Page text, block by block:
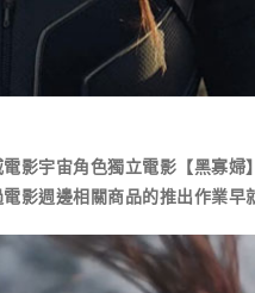
影宇宙角色獨立電影【黑寡
影週邊相關商品的推出作業早